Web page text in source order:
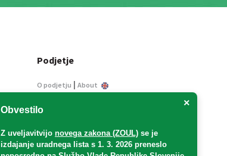
×
Obvestilo
Z uveljavitvijo novega zakona (ZOUL) se je
izdajanje uradnega lista s 1. 3. 2026 preneslo
Podjetje
O podjetju | About
Informacije javnega
Oglaševanje
Splošni pogoji